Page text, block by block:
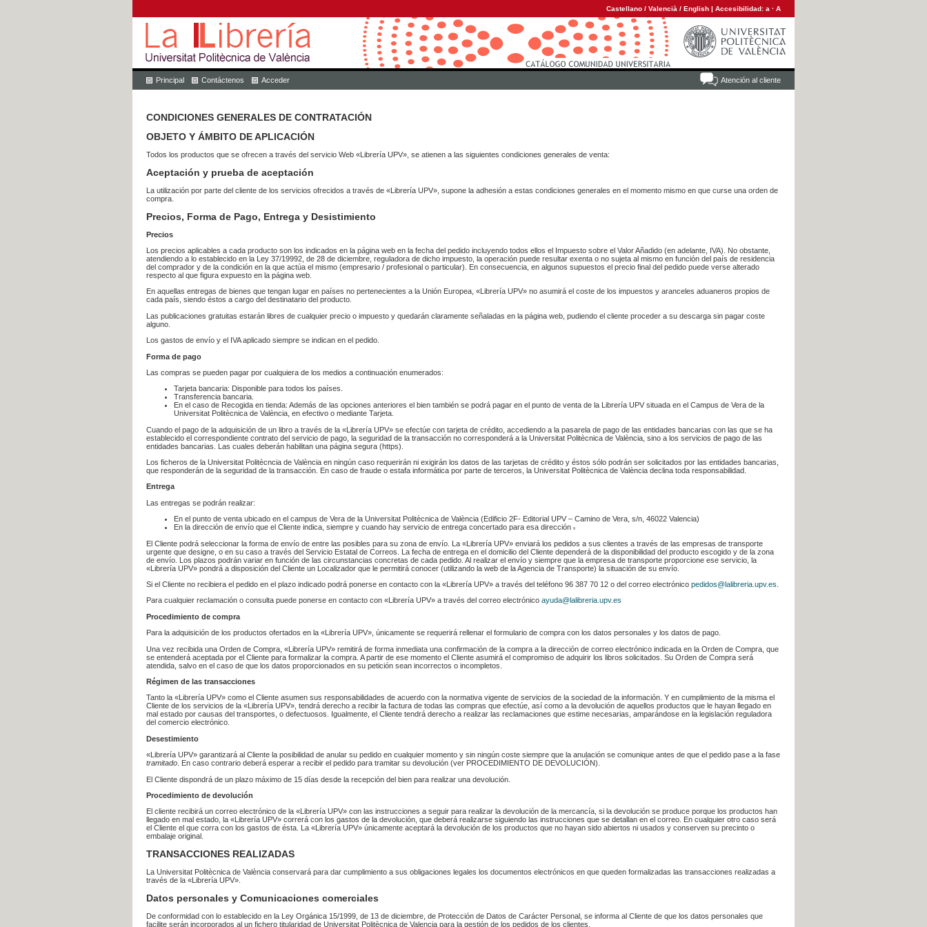
Castellano / Valencià / English | Accesibilidad: a · A
Atención al cliente
Principal Contáctenos Acceder
CONDICIONES GENERALES DE CONTRATACIÓN
OBJETO Y ÁMBITO DE APLICACIÓN
Todos los productos que se ofrecen a través del servicio Web «Librería UPV», se atienen a las siguientes condiciones generales de venta:
Aceptación y prueba de aceptación
La utilización por parte del cliente de los servicios ofrecidos a través de «Librería UPV», supone la adhesión a estas condiciones generales en el momento mismo en que curse una orden de
compra.
Precios, Forma de Pago, Entrega y Desistimiento
Precios
Los precios aplicables a cada producto son los indicados en la página web en la fecha del pedido incluyendo todos ellos el Impuesto sobre el Valor Añadido (en adelante, IVA). No obstante,
atendiendo a lo establecido en la Ley 37/19992, de 28 de diciembre, reguladora de dicho impuesto, la operación puede resultar exenta o no sujeta al mismo en función del país de residencia
del comprador y de la condición en la que actúa el mismo (empresario / profesional o particular). En consecuencia, en algunos supuestos el precio final del pedido puede verse alterado
respecto al que figura expuesto en la página web.
En aquellas entregas de bienes que tengan lugar en países no pertenecientes a la Unión Europea, «Librería UPV» no asumirá el coste de los impuestos y aranceles aduaneros propios de
cada país, siendo éstos a cargo del destinatario del producto.
Las publicaciones gratuitas estarán libres de cualquier precio o impuesto y quedarán claramente señaladas en la página web, pudiendo el cliente proceder a su descarga sin pagar coste
alguno.
Los gastos de envío y el IVA aplicado siempre se indican en el pedido.
Forma de pago
Las compras se pueden pagar por cualquiera de los medios a continuación enumerados:
Tarjeta bancaria: Disponible para todos los países.
Transferencia bancaria.
En el caso de Recogida en tienda: Además de las opciones anteriores el bien también se podrá pagar en el punto de venta de la Librería UPV situada en el Campus de Vera de la
Universitat Politècnica de València, en efectivo o mediante Tarjeta.
Cuando el pago de la adquisición de un libro a través de la «Librería UPV» se efectúe con tarjeta de crédito, accediendo a la pasarela de pago de las entidades bancarias con las que se ha
establecido el correspondiente contrato del servicio de pago, la seguridad de la transacción no corresponderá a la Universitat Politècnica de València, sino a los servicios de pago de las
entidades bancarias. Las cuales deberán habilitan una página segura (https).
Los ficheros de la Universitat Politècncia de València en ningún caso requerirán ni exigirán los datos de las tarjetas de crédito y éstos sólo podrán ser solicitados por las entidades bancarias,
que responderán de la seguridad de la transacción. En caso de fraude o estafa informática por parte de terceros, la Universitat Politècnica de València declina toda responsabilidad.
Entrega
Las entregas se podrán realizar:
En el punto de venta ubicado en el campus de Vera de la Universitat Politècnica de València (Edificio 2F- Editorial UPV – Camino de Vera, s/n, 46022 Valencia)
En la dirección de envío que el Cliente indica, siempre y cuando hay servicio de entrega concertado para esa dirección .
El Cliente podrá seleccionar la forma de envío de entre las posibles para su zona de envío. La «Librería UPV» enviará los pedidos a sus clientes a través de las empresas de transporte
urgente que designe, o en su caso a través del Servicio Estatal de Correos. La fecha de entrega en el domicilio del Cliente dependerá de la disponibilidad del producto escogido y de la zona
de envío. Los plazos podrán variar en función de las circunstancias concretas de cada pedido. Al realizar el envío y siempre que la empresa de transporte proporcione ese servicio, la
«Librería UPV» pondrá a disposición del Cliente un Localizador que le permitirá conocer (utilizando la web de la Agencia de Transporte) la situación de su envío.
Si el Cliente no recibiera el pedido en el plazo indicado podrá ponerse en contacto con la «Librería UPV» a través del teléfono 96 387 70 12 o del correo electrónico pedidos@lalibreria.upv.es
Para cualquier reclamación o consulta puede ponerse en contacto con «Librería UPV» a través del correo electrónico ayuda@lalibreria.upv.es
Procedimiento de compra
Para la adquisición de los productos ofertados en la «Librería UPV», únicamente se requerirá rellenar el formulario de compra con los datos personales y los datos de pago.
Una vez recibida una Orden de Compra, «Librería UPV» remitirá de forma inmediata una confirmación de la compra a la dirección de correo electrónico indicada en la Orden de Compra, que
se entenderá aceptada por el Cliente para formalizar la compra. A partir de ese momento el Cliente asumirá el compromiso de adquirir los libros solicitados. Su Orden de Compra será
atendida, salvo en el caso de que los datos proporcionados en su petición sean incorrectos o incompletos.
Régimen de las transacciones
Tanto la «Librería UPV» como el Cliente asumen sus responsabilidades de acuerdo con la normativa vigente de servicios de la sociedad de la información. Y en cumplimiento de la misma el
Cliente de los servicios de la «Librería UPV», tendrá derecho a recibir la factura de todas las compras que efectúe, así como a la devolución de aquellos productos que le hayan llegado en
mal estado por causas del transportes, o defectuosos. Igualmente, el Cliente tendrá derecho a realizar las reclamaciones que estime necesarias, amparándose en la legislación reguladora
del comercio electrónico.
Desestimiento
«Librería UPV» garantizará al Cliente la posibilidad de anular su pedido en cualquier momento y sin ningún coste siempre que la anulación se comunique antes de que el pedido pase a la fase
tramitado . En caso contrario deberá esperar a recibir el pedido para tramitar su devolución (ver PROCEDIMIENTO DE DEVOLUCIÓN).
El Cliente dispondrá de un plazo máximo de 15 días desde la recepción del bien para realizar una devolución.
Procedimiento de devolución
El cliente recibirá un correo electrónico de la «Librería UPV» con las instrucciones a seguir para realizar la devolución de la mercancía, si la devolución se produce porque los productos han
llegado en mal estado, la «Librería UPV» correrá con los gastos de la devolución, que deberá realizarse siguiendo las instrucciones que se detallan en el correo. En cualquier otro caso será
el Cliente el que corra con los gastos de ésta. La «Librería UPV» únicamente aceptará la devolución de los productos que no hayan sido abiertos ni usados y conserven su precinto o
embalaje original.
TRANSACCIONES REALIZADAS
La Universitat Politècnica de València conservará para dar cumplimiento a sus obligaciones legales los documentos electrónicos en que queden formalizadas las transacciones realizadas a
través de la «Librería UPV».
Datos personales y Comunicaciones comerciales
De conformidad con lo establecido en la Ley Orgánica 15/1999, de 13 de diciembre, de Protección de Datos de Carácter Personal, se informa al Cliente de que los datos personales que
facilite serán incorporados al un fichero titularidad de Universitat Politècnica de Valencia para la gestión de los pedidos de los clientes.